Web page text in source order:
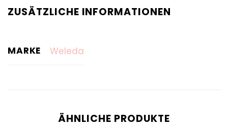
ZUSÄTZLICHE INFORMATIONEN
MARKE Weleda
ÄHNLICHE PRODUKTE